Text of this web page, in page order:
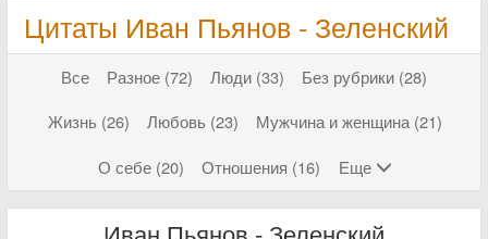
Цитаты Иван Пьянов - Зеленский
Все Разное (72) Люди (33)
Без рубрики (28)
Жизнь (26)
Любовь (23)
Мужчина и женщина (21)
О себе (20)
Отношения (16) Еще